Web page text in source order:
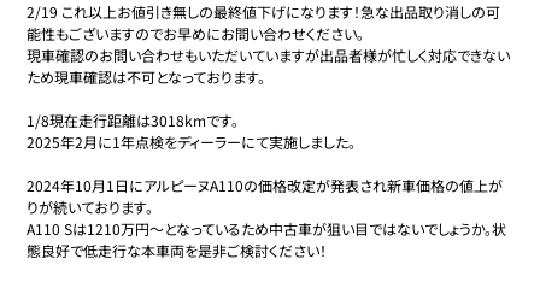
2/19 これ以上お値引き無しの最終値下げになります！急な出品取り消しの可
能性もございますのでお早めにお問い合わせください。
現車確認のお問い合わせもいただいていますが出品者様が忙しく対応できない
ため現車確認は不可となっております。
1/8現在走行距離は3018kmです。
2025年2月に1年点検をディーラーにて実施しました。
2024年10月1日にアルピーヌA110の価格改定が発表され新車価格の値上が
りが続いております。
A110 Sは1210万円〜となっているため中古車が狙い目ではないでしょうか。状
態良好で低走行な本車両を是非ご検討ください！